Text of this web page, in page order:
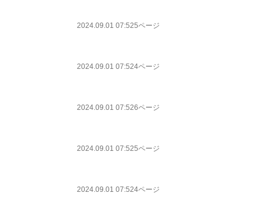
2024.09.01 07:525ページ
2024.09.01 07:524ページ
2024.09.01 07:526ページ
2024.09.01 07:525ページ
2024.09.01 07:524ページ